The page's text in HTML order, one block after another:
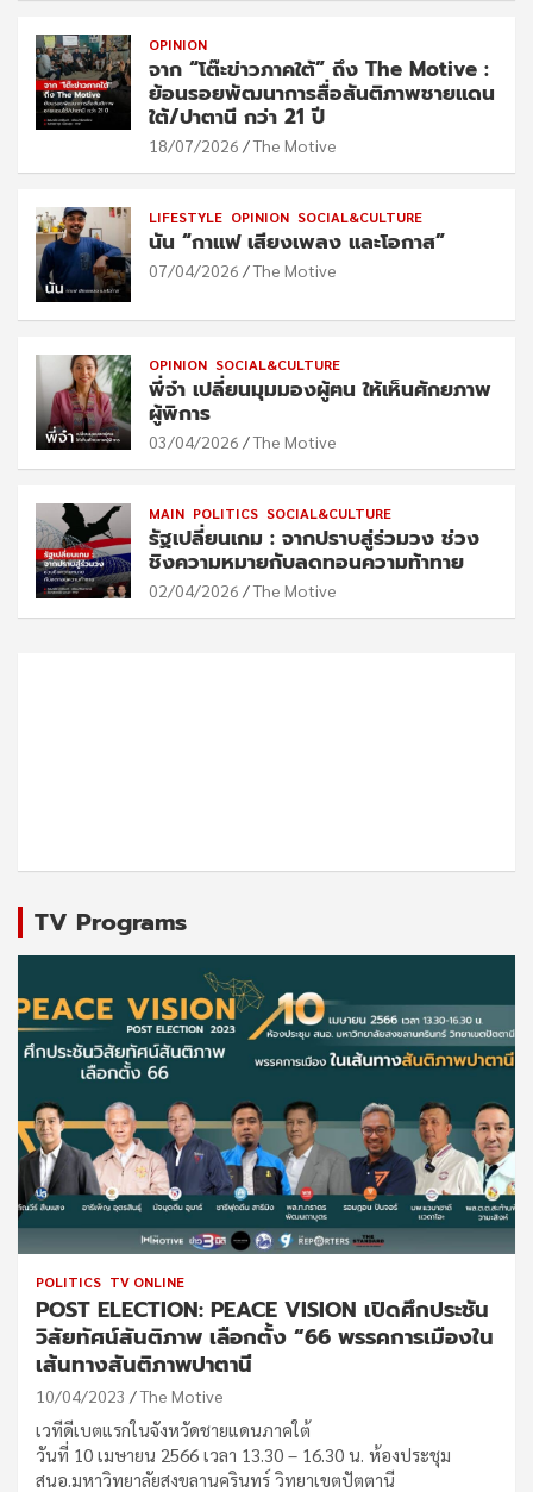
OPINION
จาก “โต๊ะข่าวภาคใต้” ถึง The Motive :
ย้อนรอยพัฒนาการสื่อสันติภาพชายแดน
ใต้/ปาตานี กว่า 21 ปี
18/07/2026 The Motive
LIFESTYLE OPINION SOCIAL&CULTURE
นัน “กาแฟ เสียงเพลง และโอกาส”
07/04/2026 The Motive
OPINION SOCIAL&CULTURE
พี่จ๋า เปลี่ยนมุมมองผู้ฅน ให้เห็นศักยภาพ
ผู้พิการ
03/04/2026 The Motive
MAIN POLITICS SOCIAL&CULTURE
รัฐเปลี่ยนเกม : จากปราบสู่ร่วมวง ช่วง
ชิงความหมายกับลดทอนความท้าทาย
02/04/2026 The Motive
TV Programs
POLITICS TV ONLINE
POST ELECTION: PEACE VISION เปิดศึกประชัน
วิสัยทัศน์สันติภาพ เลือกตั้ง “66 พรรคการเมืองใน
เส้นทางสันติภาพปาตานี
10/04/2023 The Motive
เวทีดีเบตแรกในจังหวัดชายแดนภาคใต้
วันที่ 10 เมษายน 2566 เวลา 13.30 – 16.30 น. ห้องประชุม
สนอ.มหาวิทยาลัยสงขลานครินทร์ วิทยาเขตปัตตานี